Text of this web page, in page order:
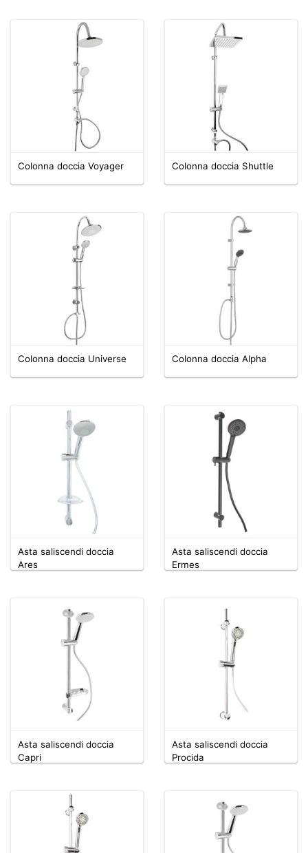
Colonna doccia Voyager Colonna doccia Shuttle
Colonna doccia Universe Colonna doccia Alpha
Asta saliscendi doccia
Ares
Asta saliscendi doccia
Ermes
Asta saliscendi doccia
Capri
Asta saliscendi doccia
Procida